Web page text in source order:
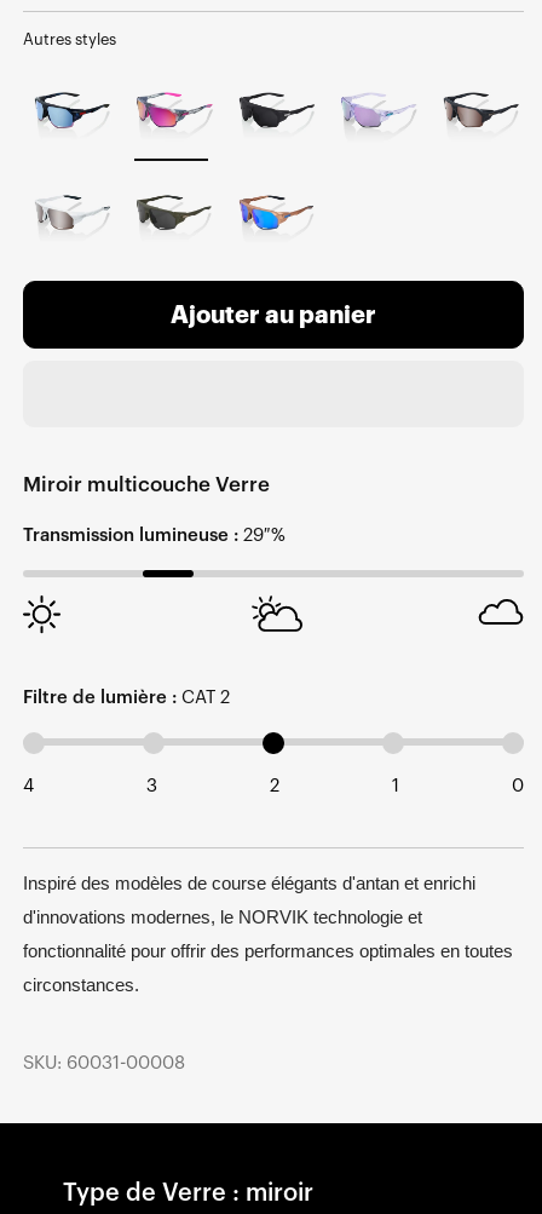
Autres styles
Ajouter au panier
Miroir multicouche Verre
Transmission lumineuse : 29 %
Filtre de lumière : CAT 2
4 3 2 1 0
Inspiré des modèles de course élégants d'antan et enrichi
d'innovations modernes, le NORVIK technologie et
fonctionnalité pour offrir des performances optimales en toutes
circonstances.
SKU: 60031-00008
Type de Verre : miroir